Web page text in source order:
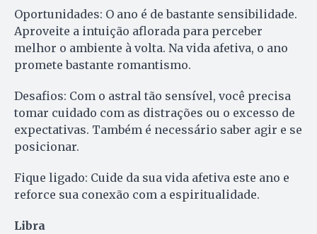
Oportunidades: O ano é de bastante sensibilidade.
Aproveite a intuição aflorada para perceber
melhor o ambiente à volta. Na vida afetiva, o ano
promete bastante romantismo.
Desafios: Com o astral tão sensível, você precisa
tomar cuidado com as distrações ou o excesso de
expectativas. Também é necessário saber agir e se
posicionar.
Fique ligado: Cuide da sua vida afetiva este ano e
reforce sua conexão com a espiritualidade.
Libra